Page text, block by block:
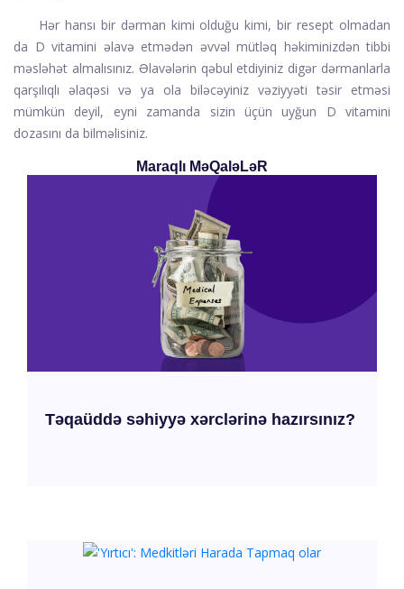
Hər hansı bir dərman kimi olduğu kimi, bir resept olmadan
da D vitamini əlavə etmədən əvvəl mütləq həkiminizdən tibbi
məsləhət almalısınız. Əlavələrin qəbul etdiyiniz digər dərmanlarla
qarşılıqlı əlaqəsi və ya ola biləcəyiniz vəziyyəti təsir etməsi
mümkün deyil, eyni zamanda sizin üçün uyğun D vitamini
dozasını da bilməlisiniz.
Maraqlı MəQaləLəR
Təqaüddə səhiyyə xərclərinə hazırsınız?